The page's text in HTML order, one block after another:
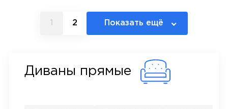
2 Показать ещё
Диваны прямые